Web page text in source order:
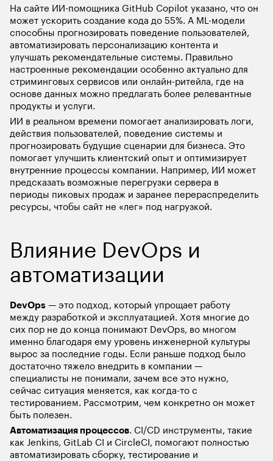
На сайте ИИ-помощника GitHub Copilot указано, что он
может ускорить создание кода до 55%. А ML-модели
способны прогнозировать поведение пользователей,
автоматизировать персонализацию контента и
улучшать рекомендательные системы. Правильно
настроенные рекомендации особенно актуально для
стриминговых сервисов или онлайн-ритейла, где на
основе данных можно предлагать более релевантные
продукты и услуги.
ИИ в реальном времени помогает анализировать логи,
действия пользователей, поведение системы и
прогнозировать будущие сценарии для бизнеса. Это
помогает улучшить клиентский опыт и оптимизирует
внутренние процессы компании. Например, ИИ может
предсказать возможные перегрузки сервера в
периоды пиковых продаж и заранее перераспределить
ресурсы, чтобы сайт не «лег» под нагрузкой.
Влияние DevOps и
автоматизации
DevOps — это подход, который упрощает работу
между разработкой и эксплуатацией. Хотя многие до
сих пор не до конца понимают DevOps, во многом
именно благодаря ему уровень инженерной культуры
вырос за последние годы. Если раньше подход было
достаточно тяжело внедрить в компании —
специалисты не понимали, зачем все это нужно,
сейчас ситуация меняется, как когда-то с
тестированием. Рассмотрим, чем конкретно он может
быть полезен.
Автоматизация процессов . CI/CD инструменты, такие
как Jenkins, GitLab CI и CircleCI, помогают полностью
автоматизировать сборку, тестирование и